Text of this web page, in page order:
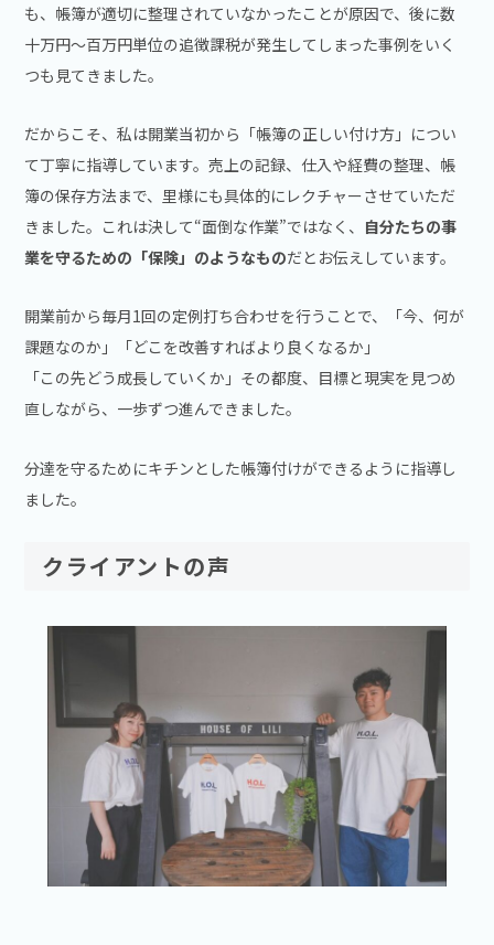
も、帳簿が適切に整理されていなかったことが原因で、後に数
十万円〜百万円単位の追徴課税が発生してしまった事例をいく
つも見てきました。
だからこそ、私は開業当初から「帳簿の正しい付け方」につい
て丁寧に指導しています。売上の記録、仕入や経費の整理、帳
簿の保存方法まで、里様にも具体的にレクチャーさせていただ
きました。これは決して“面倒な作業”ではなく、 自分たちの事
業を守るための「保険」のようなものだとお伝えしています。
開業前から毎月1回の定例打ち合わせを行うことで、「今、何が
課題なのか」「どこを改善すればより良くなるか」
「この先どう成長していくか」その都度、目標と現実を見つめ
直しながら、一歩ずつ進んできました。
分達を守るためにキチンとした帳簿付けができるように指導し
ました。
クライアントの声